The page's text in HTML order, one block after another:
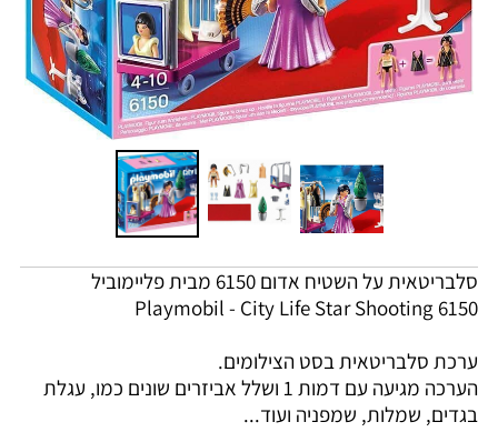
סלבריטאית על השטיח אדום 6150 מבית פליימוביל
Playmobil - City Life Star Shooting 6150
ערכת סלבריטאית בסט הצילומים.
הערכה מגיעה עם דמות 1 ושלל אביזרים שונים כמו, עגלת
בגדים, שמלות, שמפניה ועוד...